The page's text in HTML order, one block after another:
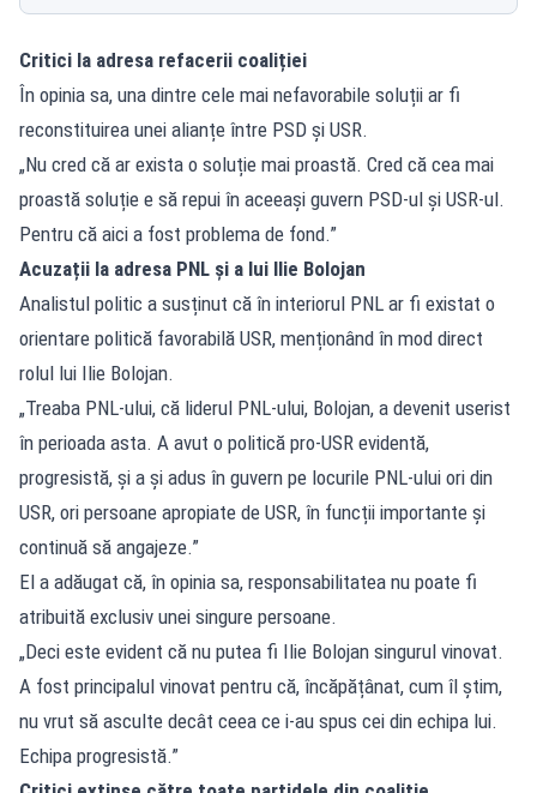
Critici la adresa refacerii coaliției
În opinia sa, una dintre cele mai nefavorabile soluții ar fi
reconstituirea unei alianțe între PSD și USR.
„Nu cred că ar exista o soluție mai proastă. Cred că cea mai
proastă soluție e să repui în aceeași guvern PSD-ul și USR-ul.
Pentru că aici a fost problema de fond.”
Acuzații la adresa PNL și a lui Ilie Bolojan
Analistul politic a susținut că în interiorul PNL ar fi existat o
orientare politică favorabilă USR, menționând în mod direct
rolul lui Ilie Bolojan.
„Treaba PNL-ului, că liderul PNL-ului, Bolojan, a devenit userist
în perioada asta. A avut o politică pro-USR evidentă,
progresistă, și a și adus în guvern pe locurile PNL-ului ori din
USR, ori persoane apropiate de USR, în funcții importante și
continuă să angajeze.”
El a adăugat că, în opinia sa, responsabilitatea nu poate fi
atribuită exclusiv unei singure persoane.
„Deci este evident că nu putea fi Ilie Bolojan singurul vinovat.
A fost principalul vinovat pentru că, încăpățânat, cum îl știm,
nu vrut să asculte decât ceea ce i-au spus cei din echipa lui.
Echipa progresistă.”